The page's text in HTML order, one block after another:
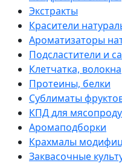
Экстракты
Красители
Ароматизаторы
Подсластители и
Клетчатка, волокна
Протеины, белки
Сублиматы
КПД для
Аромаподборки
Крахмалы
Заквасочные